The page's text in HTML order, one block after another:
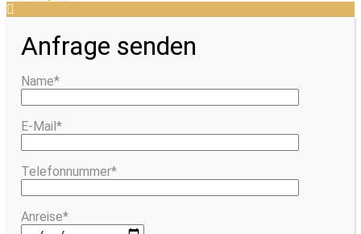
Anfrage senden
Name*
E-Mail*
Telefonnummer*
Anreise*